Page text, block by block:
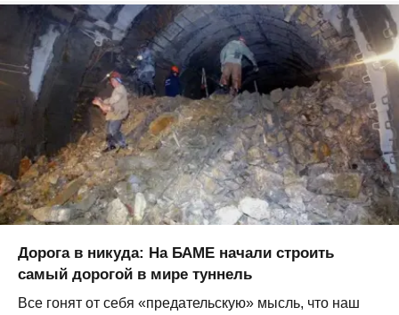
Дорога в никуда: На БАМЕ начали строить
самый дорогой в мире туннель
Все гонят от себя «предательскую» мысль, что наш